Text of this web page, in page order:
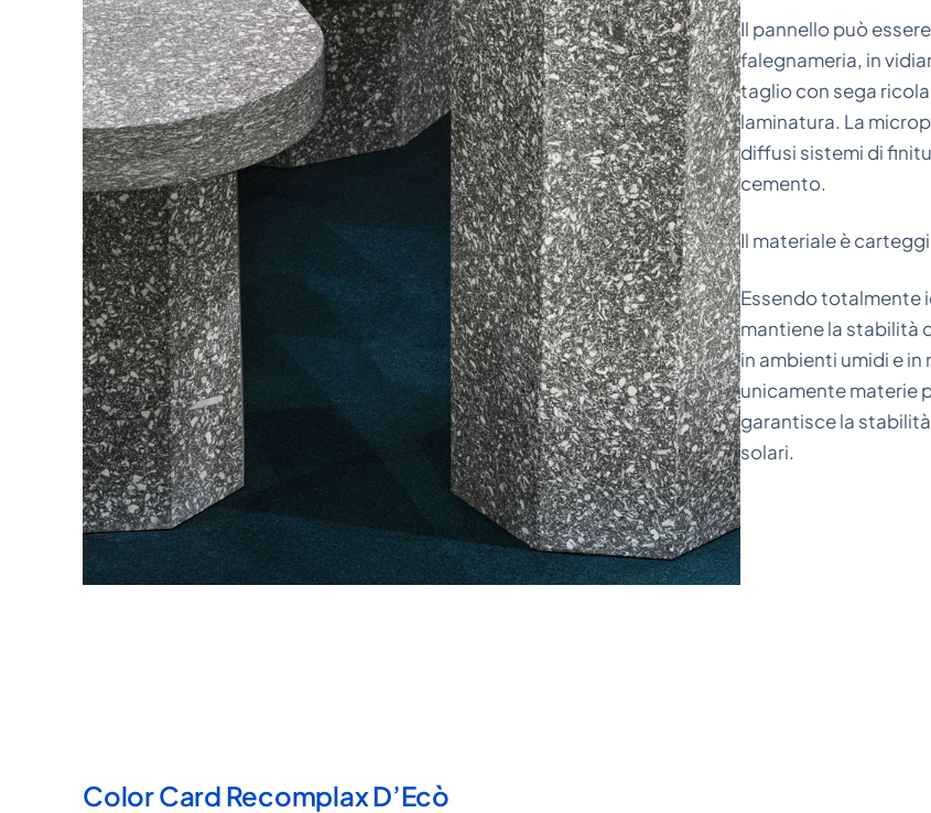
Il pannello può
falegnameria, in
taglio con sega
laminatura. La
diffusi sistemi di
cemento.
Il materiale è
Essendo totalmente
mantiene la stabilità
in ambienti umidi e
unicamente materie
garantisce la
solari.
Color Card Recomplax D’Ecò